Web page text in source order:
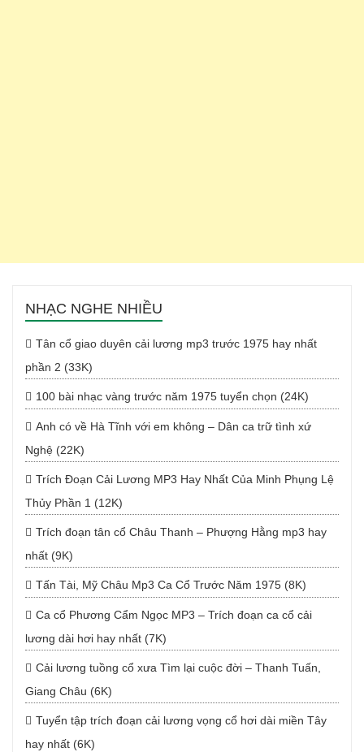
NHẠC NGHE NHIỀU
Tân cổ giao duyên cải lương mp3 trước 1975 hay nhất
phần 2 (33K)
100 bài nhạc vàng trước năm 1975 tuyển chọn (24K)
Anh có về Hà Tĩnh với em không – Dân ca trữ tình xứ
Nghệ (22K)
Trích Đoạn Cải Lương MP3 Hay Nhất Của Minh Phụng Lệ
Thủy Phần 1 (12K)
Trích đoạn tân cổ Châu Thanh – Phượng Hằng mp3 hay
nhất (9K)
Tấn Tài, Mỹ Châu Mp3 Ca Cổ Trước Năm 1975 (8K)
Ca cổ Phương Cẩm Ngọc MP3 – Trích đoạn ca cổ cải
lương dài hơi hay nhất (7K)
Cải lương tuồng cổ xưa Tìm lại cuộc đời – Thanh Tuấn,
Giang Châu (6K)
Tuyển tập trích đoạn cải lương vọng cổ hơi dài miền Tây
hay nhất (6K)